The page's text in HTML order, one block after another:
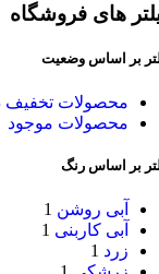
های فروشگاه
بر اساس وضعیت
محصولات تخفیف
محصولات موجود
بر اساس رنگ
آبی روشن 1
آبی کاربنی 1
زرد 1